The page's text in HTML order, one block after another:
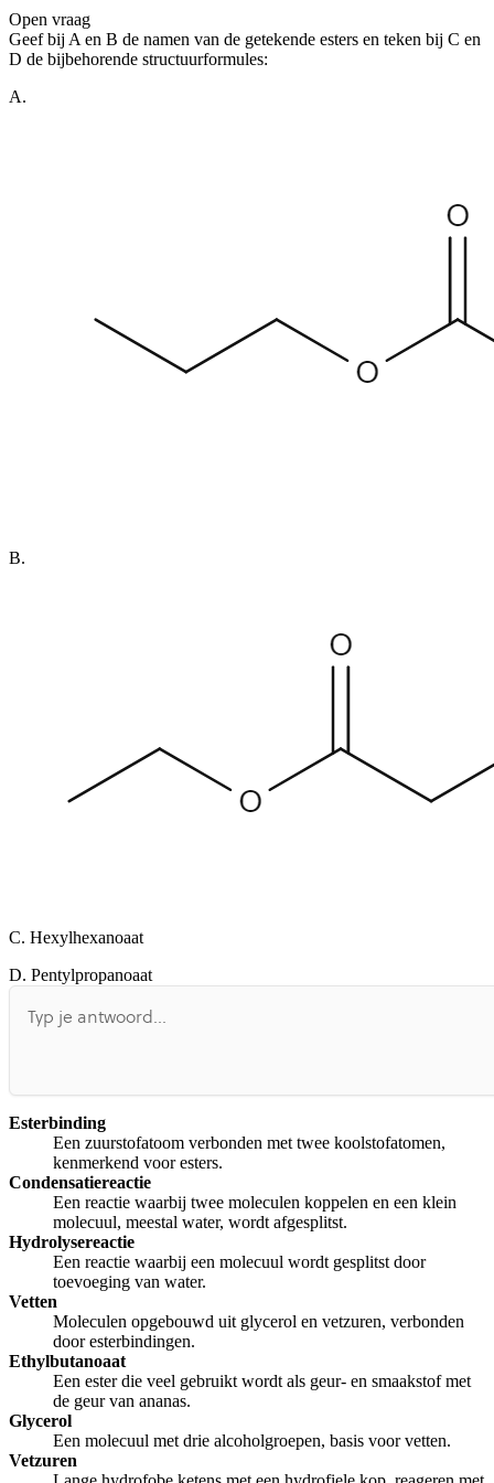
De uitleg gaat te langzaam
Afspelen werkte niet
Iets anders
Open vraag
Geef bij A en B de namen van de getekende esters en teken bij C en
D de bijbehorende structuurformules:
A.
B.
C. Hexylhexanoaat
D. Pentylpropanoaat
Esterbinding
Een zuurstofatoom verbonden met twee koolstofatomen,
kenmerkend voor esters.
Condensatiereactie
Een reactie waarbij twee moleculen koppelen en een klein
molecuul, meestal water, wordt afgesplitst.
Hydrolysereactie
Een reactie waarbij een molecuul wordt gesplitst door
toevoeging van water.
Vetten
Moleculen opgebouwd uit glycerol en vetzuren, verbonden
door esterbindingen.
Ethylbutanoaat
Een ester die veel gebruikt wordt als geur- en smaakstof met
de geur van ananas.
Glycerol
Een molecuul met drie alcoholgroepen, basis voor vetten.
Vetzuren